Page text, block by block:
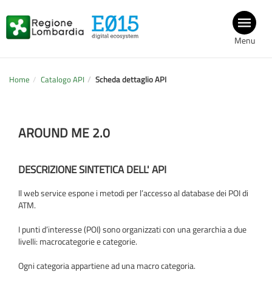
Menu
Home Catalogo API Scheda dettaglio API
AROUND ME 2.0
DESCRIZIONE SINTETICA DELL' API
Il web service espone i metodi per l’accesso al database dei POI di
ATM.
I punti d’interesse (POI) sono organizzati con una gerarchia a due
livelli: macrocategorie e categorie.
Ogni categoria appartiene ad una macro categoria.